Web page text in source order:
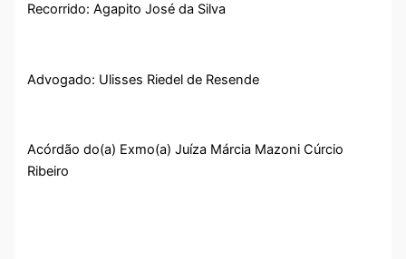
Recorrido: Agapito José da Silva
Advogado: Ulisses Riedel de Resende
Acórdão do(a) Exmo(a) Juíza Márcia Mazoni Cúrcio
Ribeiro